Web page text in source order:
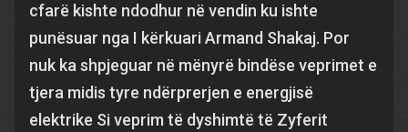
cfarë kishte ndodhur në vendin ku ishte
punësuar nga I kërkuari Armand Shakaj. Por
nuk ka shpjeguar në mënyrë bindëse veprimet e
tjera midis tyre ndërprerjen e energjisë
elektrike Si veprim të dyshimtë të Zyferit